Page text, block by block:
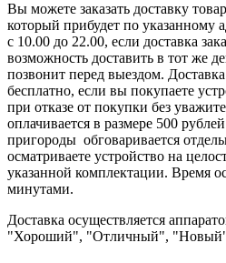
Вы можете заказать доставку
который прибудет по указанному
с 10.00 до 22.00, если доставка
возможность доставить в тот же
позвонит перед выездом.
бесплатно, если вы покупаете
при отказе от покупки без
оплачивается в размере 500
пригороды обговаривается
осматриваете устройство на
указанной комплектации. Время
минутами.
Доставка осуществляется
"Хороший", "Отличный",